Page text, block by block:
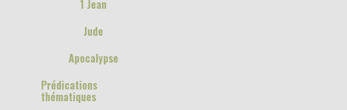
1 Jean
Jude
Apocalypse
Prédications
thématiques